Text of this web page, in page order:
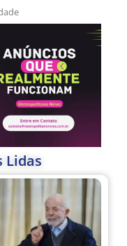
Lidas